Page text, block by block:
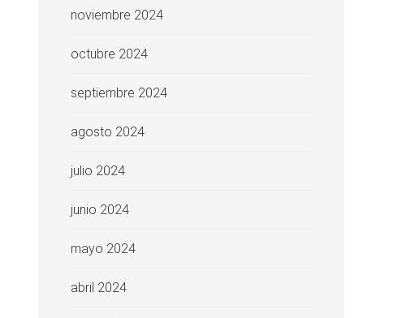
noviembre 2024
octubre 2024
septiembre 2024
agosto 2024
julio 2024
junio 2024
mayo 2024
abril 2024